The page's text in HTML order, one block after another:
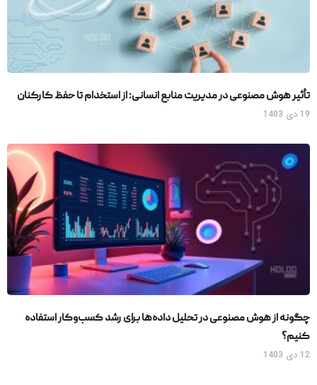
تأثیر هوش مصنوعی در مدیریت منابع انسانی: از استخدام تا حفظ کارکنان
19 دی 1403
چگونه از هوش مصنوعی در تحلیل داده‌ها برای رشد کسب‌وکار استفاده
کنیم؟
12 دی 1403